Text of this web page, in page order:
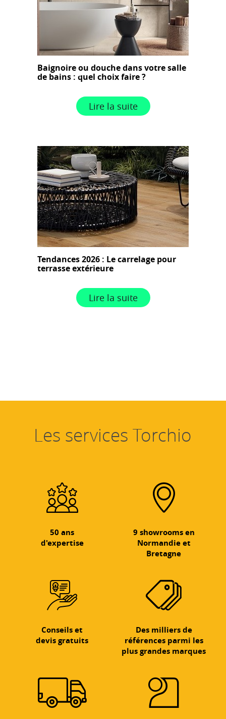
Baignoire ou douche dans votre salle
de bains : quel choix faire ?
Lire la suite
Tendances 2026 : Le carrelage pour
terrasse extérieure
Lire la suite
Les services Torchio
50 ans
d'expertise
9 showrooms en
Normandie et
Bretagne
Conseils et
devis gratuits
Des milliers de
références parmi les
plus grandes marques